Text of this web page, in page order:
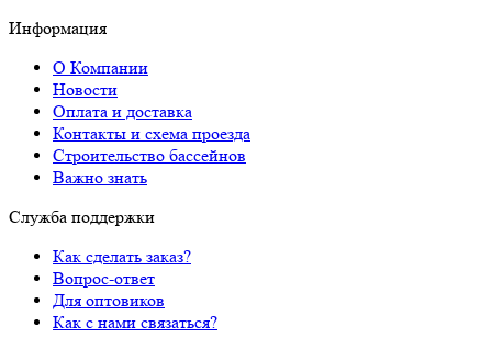
Информация
О Компании
Новости
Оплата и доставка
Контакты и схема проезда
Строительство бассейнов
Важно знать
Служба поддержки
Как сделать заказ?
Вопрос-ответ
Для оптовиков
Как с нами связаться?